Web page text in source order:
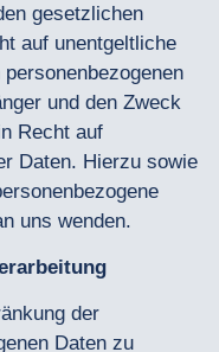
gesetzlichen
auf unentgeltliche
und den Zweck
Recht auf
Daten. Hierzu sowie
uns wenden.
der
Daten zu